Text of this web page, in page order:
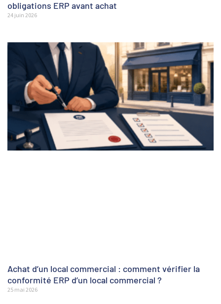
obligations ERP avant achat
24 juin 2026
Achat d’un local commercial : comment vérifier la
conformité ERP d’un local commercial ?
25 mai 2026